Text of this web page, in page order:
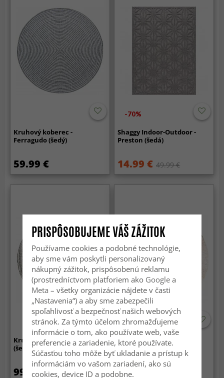
Kruhový koberec -
Ferragudo (šedý)
59.99 €
-70%
Shaggy Indoor-Outdoor -
Preston (šedá)
14.99 € 49.99 €
Kruhový koberec - Otago
(šedý/čierny)
99.99 €
Kruhový koberec - Budoni
(šedá/bežová/žltá)
59.99 €
PRISPÔSOBUJEME VÁŠ ZÁŽITOK
Používame cookies a podobné technológie,
aby sme vám poskytli personalizovaný
nákupný zážitok, prispôsobenú reklamu
(prostredníctvom platforiem ako Googlea
Meta – všetky organizácie nájdete v časti
„Nastavenia“) a aby sme zabezpečili
spoľahlivosť a bezpečnosť našich webových
stránok. Za týmto účelom zhromažďujeme
informácie o tom, ako používate web, vaše
preferencie a zariadenie, ktoré používate.
Súčasťou toho môže byť ukladanie a prístup k
informáciám vo vašom zariadení, ako sú
cookies, device ID a podobne.